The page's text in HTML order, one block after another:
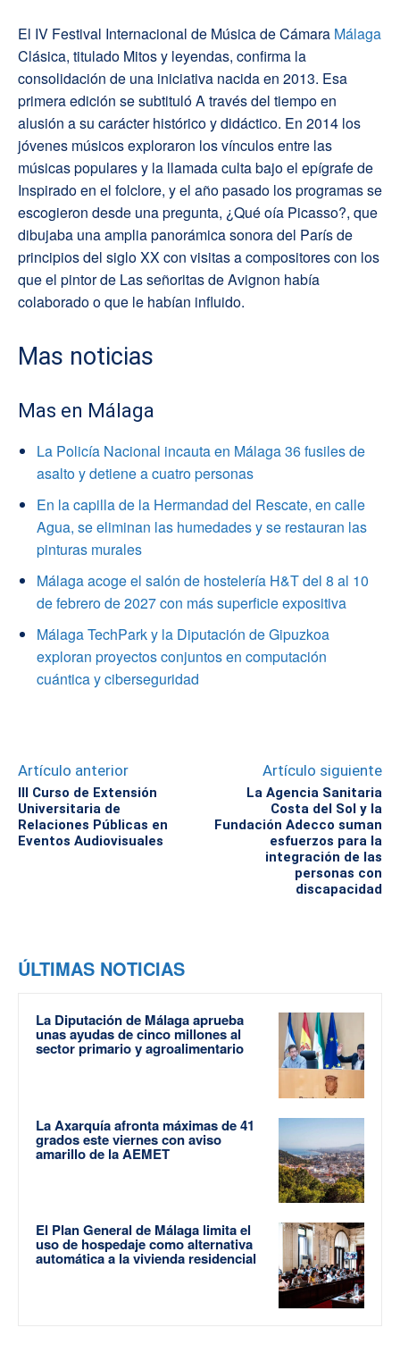
El IV Festival Internacional de Música de Cámara Málaga
Clásica, titulado Mitos y leyendas, confirma la
consolidación de una iniciativa nacida en 2013. Esa
primera edición se subtituló A través del tiempo en
alusión a su carácter histórico y didáctico. En 2014 los
jóvenes músicos exploraron los vínculos entre las
músicas populares y la llamada culta bajo el epígrafe de
Inspirado en el folclore, y el año pasado los programas se
escogieron desde una pregunta, ¿Qué oía Picasso?, que
dibujaba una amplia panorámica sonora del París de
principios del siglo XX con visitas a compositores con los
que el pintor de Las señoritas de Avignon había
colaborado o que le habían influido.
Mas noticias
Mas en Málaga
La Policía Nacional incauta en Málaga 36 fusiles de
asalto y detiene a cuatro personas
En la capilla de la Hermandad del Rescate, en calle
Agua, se eliminan las humedades y se restauran las
pinturas murales
Málaga acoge el salón de hostelería H&T del 8 al 10
de febrero de 2027 con más superficie expositiva
Málaga TechPark y la Diputación de Gipuzkoa
exploran proyectos conjuntos en computación
cuántica y ciberseguridad
Artículo anterior
III Curso de Extensión
Universitaria de
Relaciones Públicas en
Eventos Audiovisuales
Artículo siguiente
La Agencia Sanitaria
Costa del Sol y la
Fundación Adecco suman
esfuerzos para la
integración de las
personas con
discapacidad
ÚLTIMAS NOTICIAS
La Diputación de Málaga aprueba
unas ayudas de cinco millones al
sector primario y agroalimentario
La Axarquía afronta máximas de 41
grados este viernes con aviso
amarillo de la AEMET
El Plan General de Málaga limita el
uso de hospedaje como alternativa
automática a la vivienda residencial